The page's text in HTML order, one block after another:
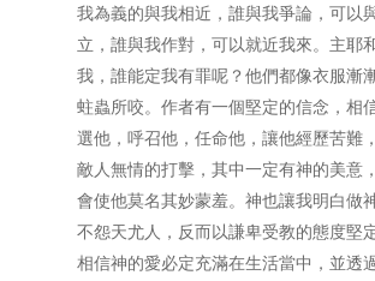
我為義的與我相近，誰與我爭論，可以
立，誰與我作對，可以就近我來。主耶
我，誰能定我有罪呢？他們都像衣服漸
蛀蟲所咬。作者有一個堅定的信念，相
選他，呼召他，任命他，讓他經歷苦難
敵人無情的打擊，其中一定有神的美意
會使他莫名其妙蒙羞。神也讓我明白做
不怨天尤人，反而以謙卑受教的態度堅
相信神的愛必定充滿在生活當中，並透